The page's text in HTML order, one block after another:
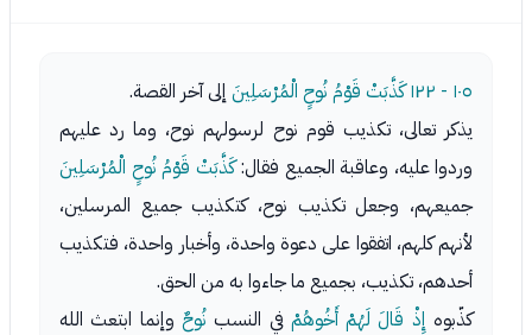
١٠٥ - ١٢٢ كَذَّبَتْ قَوْمُ نُوحٍ الْمُرْسَلِينَ إلى آخر القصة.
يذكر تعالى، تكذيب قوم نوح لرسولهم نوح، وما رد عليهم
وردوا عليه، وعاقبة الجميع فقال:كَذَّبَتْ قَوْمُ نُوحٍ الْمُرْسَلِينَ
جميعهم، وجعل تكذيب نوح، كتكذيب جميع المرسلين،
لأنهم كلهم، اتفقوا على دعوة واحدة، وأخبار واحدة، فتكذيب
أحدهم، تكذيب، بجميع ما جاءوا به من الحق.
كذّبوه إِذْ قَالَ لَهُمْ أَخُوهُمْ في النسبنُوحٌ وإنما ابتعث الله